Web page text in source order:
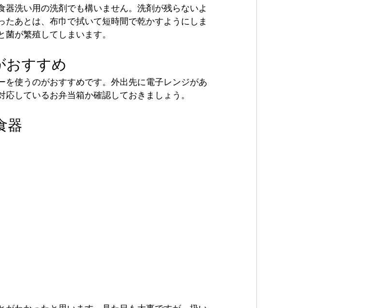
洗い用の洗剤でも構いません。洗剤が残らないよ
たあとは、布巾で拭いて短時間で乾かすようにしま
が繁殖してしまいます。
おすすめ
を使うのがおすすめです。外出先に電子レンジがあ
しているお弁当箱か確認しておきましょう。
器